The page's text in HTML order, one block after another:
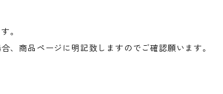
。
、商品ページに明記致しますのでご確認願います。